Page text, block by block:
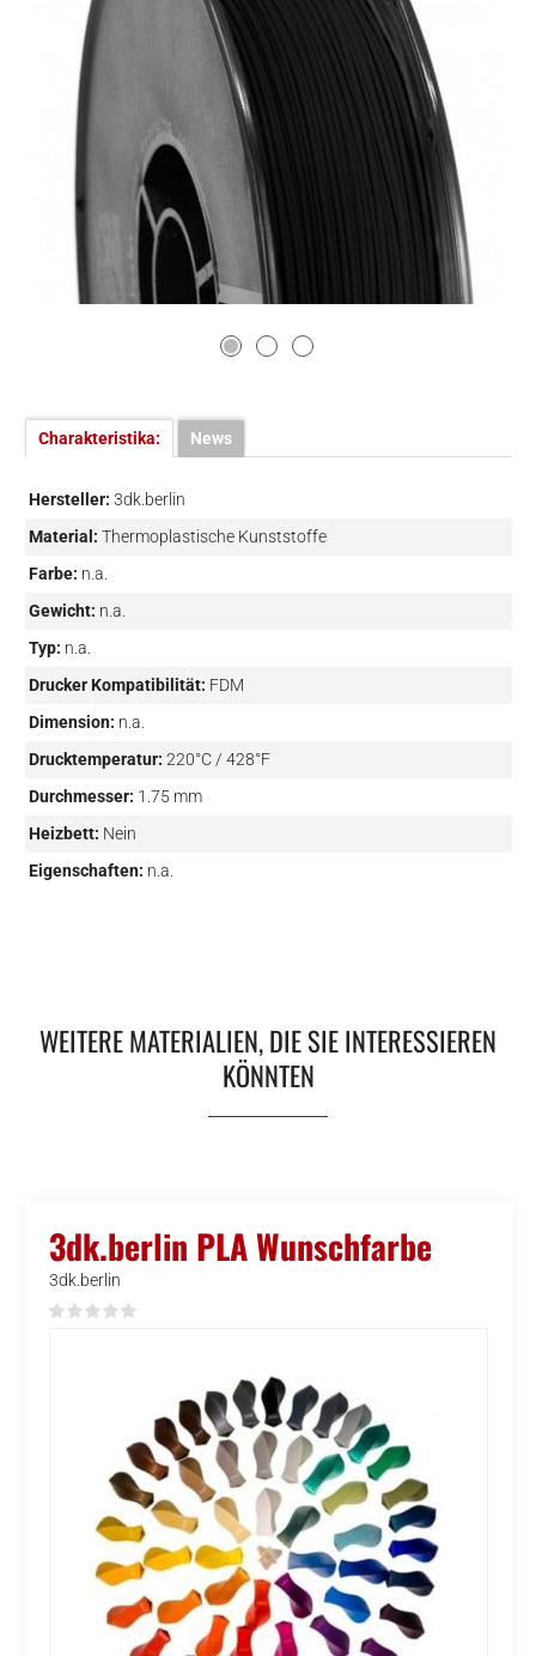
Charakteristika: News
Hersteller: 3dk.berlin
Material: Thermoplastische Kunststoffe
Farbe: n.a.
Gewicht: n.a.
Typ: n.a.
Drucker Kompatibilität: FDM
Dimension: n.a.
Drucktemperatur: 220°C / 428°F
Durchmesser: 1.75 mm
Heizbett: Nein
Eigenschaften: n.a.
WEITERE MATERIALIEN, DIE SIE INTERESSIEREN
KÖNNTEN
3dk.berlin PLA Wunschfarbe
3dk.berlin